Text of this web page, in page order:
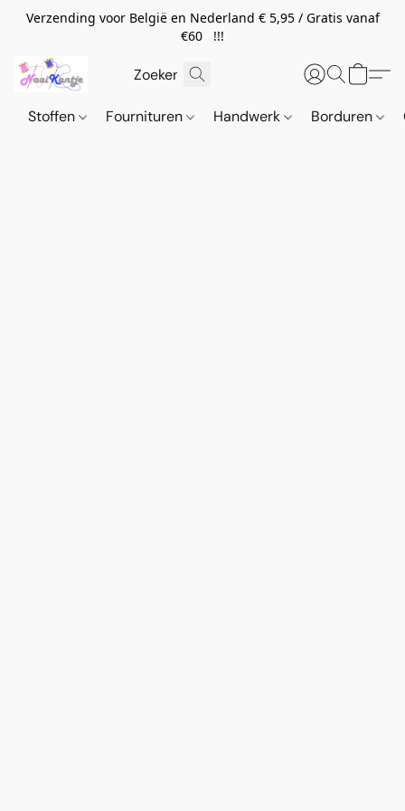
Verzending voor België en Nederland € 5,95 / Gratis vanaf
€60 !!!
Stoffen Fournituren Handwerk Borduren